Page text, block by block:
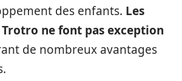
des enfants. Les
ne font pas exception
de nombreux avantages